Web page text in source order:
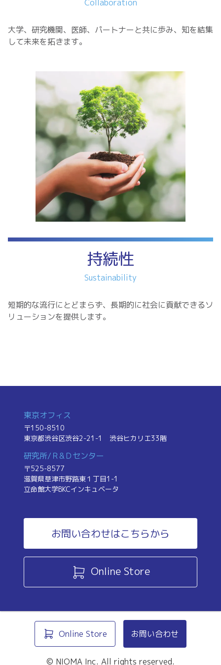
Collaboration
大学、研究機関、医師、パートナーと共に歩み、知を結集
して未来を拓きます。
持続性
Sustainability
短期的な流行にとどまらず、長期的に社会に貢献できるソ
リューションを提供します。
東京オフィス
〒150-8510
東京都渋谷区渋谷2-21-1 渋谷ヒカリエ33階
研究所/Ｒ&Ｄセンター
〒525-8577
滋賀県草津市野路東１丁目1-1
立命館大学BKCインキュベータ
お問い合わせはこちらから
Online Store
Online Store お問い合わせ
© NIOMA Inc. All rights reserved.